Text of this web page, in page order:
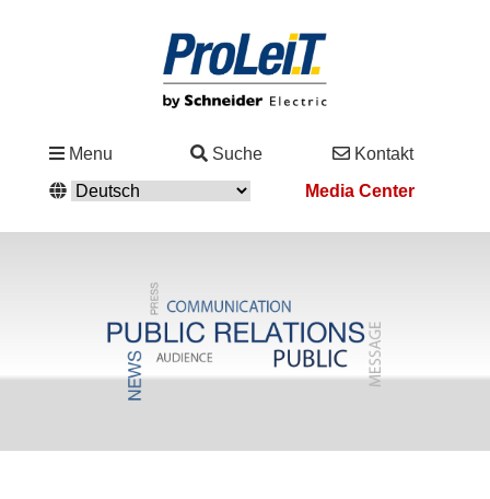
Menu Suche
Kontakt
Media Center
Lösungen
Academy